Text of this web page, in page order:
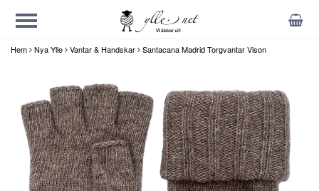
Hem Nya Ylle Vantar & Handskar Santacana Madrid Torgvantar Vison